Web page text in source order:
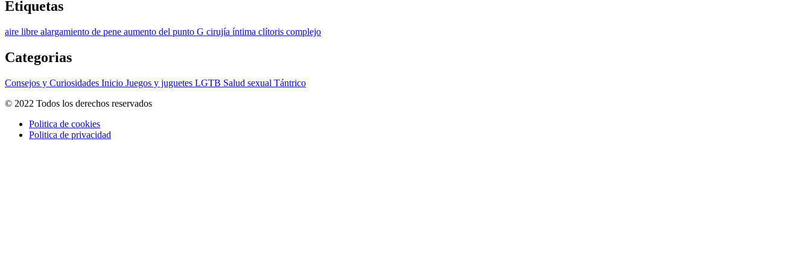
Etiquetas
aire libre alargamiento de pene aumento del punto G cirujía íntima clítoris complejo
Categorias
Consejos y Curiosidades Inicio Juegos y juguetes LGTB Salud sexual Tántrico
© 2022 Todos los derechos reservados
Politica de cookies
Politica de privacidad